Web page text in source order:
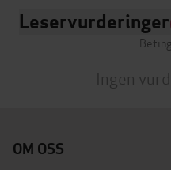
Leservurderinger
Ingen
OM OSS